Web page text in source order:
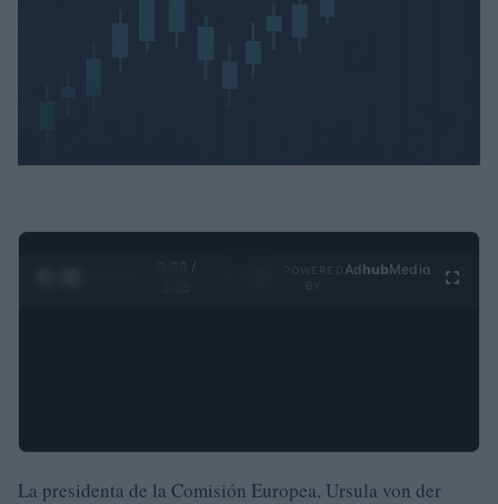
0:29 /
Ad hubMedia
La presidenta de la Comisión Europea, Ursula von der